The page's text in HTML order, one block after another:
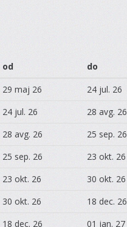
od do
29 maj 26
24 jul. 26
24 jul. 26
28 avg. 26
28 avg. 26
25 sep. 26
25 sep. 26
23 okt. 26
23 okt. 26
30 okt. 26
30 okt. 26
18 dec. 26
18 dec. 26 01 jan. 27